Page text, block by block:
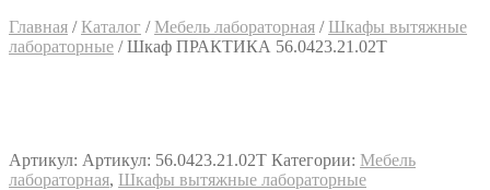
Главная / Каталог / Мебель лабораторная / Шкафы вытяжные
лабораторные /Шкаф ПРАКТИКА 56.0423.21.02Т
Артикул: Артикул: 56.0423.21.02Т Категории: Мебель
лабораторная, Шкафы вытяжные лабораторные